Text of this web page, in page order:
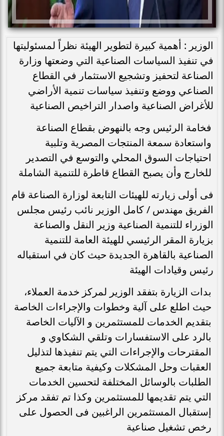
الوزير : أهمية كبيرة لتطوير الهيئة نظراً لمسئوليتها
في تنفيذ السياسات الصناعية التي وضعتها وزارة
الصناعة لتحفيز وتشجيع الاستثمار في القطاع
الصناعي ووضع وتنفيذ سياسات تنمية الأراضي
للأغراض الصناعية واصدار التراخيص الصناعية
فخامة الرئيس وجه بالنهوض بقطاع الصناعة
واستعادة سمعة المنتجات المصرية وتلبية
احتياجات السوق المحلي والتوسع في التصدير
للخارج وأن يصبح القطاع قاطرة للتنمية الشاملة
فى أولى زيارته للهيئات التابعة لوزارة الصناعة قام
الفريق مهندس / كامل الوزير نائب رئيس مجلس
الوزراء للتنمية الصناعية وزير النقل والصناعة
بزيارة المقر الرئيسي للهيئة العامة للتنمية
الصناعية بالقاهرة الجديدة حيث كان في استقباله
رئيس وقيادات الهيئة
بدات الزيارة بتفقد الوزير لمركز خدمة العملاء،
حيث اطلع على آلية وخطوات والإجراءات الخاصة
بتقديم الخدمات للمستثمرين و الآليات الخاصة
بالرد على الاستفسارات وتلقي الشكاوي و
المقترحات والإجراءات التي يتم تنفيذها لتذليل
العقبات وحل المشكلات وكيفية متابعة جميع
الطلبات بالوسائل المختلفة لتحسين الخدمات
التي يتم تقديمها للمستثمرين وكذا تم تفقد مركز
إستقبال المستثمرين الراغبين فى الحصول على
رخص تشغيل صناعية